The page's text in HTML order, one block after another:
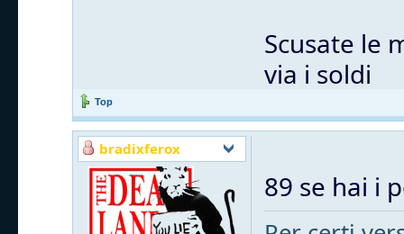
Scusate le
via i soldi
Top
bradixferox
89 se hai i